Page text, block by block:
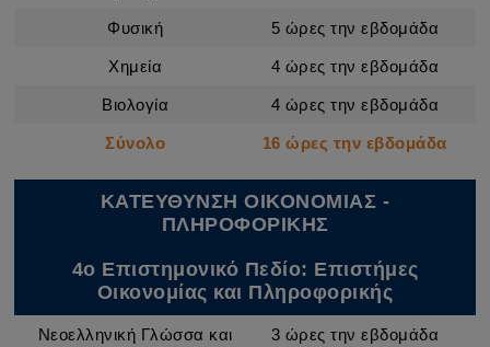
Φυσική 5 ώρες την εβδομάδα
Χημεία 4 ώρες την εβδομάδα
Βιολογία 4 ώρες την εβδομάδα
Σύνολο 16 ώρες την εβδομάδα
ΚΑΤΕΥΘΥΝΣΗ ΟΙΚΟΝΟΜΙΑΣ -
ΠΛΗΡΟΦΟΡΙΚΗΣ
4ο Επιστημονικό Πεδίο: Επιστήμες
Οικονομίας και Πληροφορικής
Νεοελληνική Γλώσσα και
3 ώρες την εβδομάδα